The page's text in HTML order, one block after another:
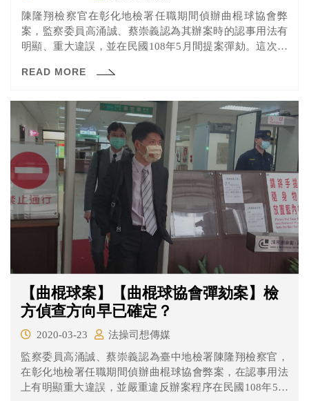
陳隆翔檢察官在彰化地檢署任職期間偵辦曲棍球協會弊
案，監察委員高涌誠、蔡崇義認為其辦案時的認事用法有
明顯、重大違誤，並在民國108年5月間提案彈劾。這次進
READ MORE
【曲棍球案】【曲棍球協會彈劾案】檢
方偵查方向早已確定？
2020-03-23
法操司想傳媒
監察委員高涌誠、蔡崇義認為臺中地檢署陳隆翔檢察官，
在彰化地檢署任職期間偵辦曲棍球協會弊案，在認事用法
上有明顯重大違誤，並嚴重違反辦案程序在民國108年5月